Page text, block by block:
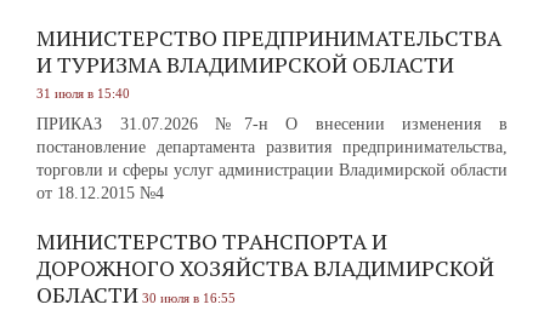
МИНИСТЕРСТВО ПРЕДПРИНИМАТЕЛЬСТВА
И ТУРИЗМА ВЛАДИМИРСКОЙ ОБЛАСТИ
31 июля в 15:40
ПРИКАЗ 31.07.2026 №7-н О внесении изменения в
постановление департамента развития предпринимательства,
торговли и сферы услуг администрации Владимирской области
от 18.12.2015 №4
МИНИСТЕРСТВО ТРАНСПОРТА И
ДОРОЖНОГО ХОЗЯЙСТВА ВЛАДИМИРСКОЙ
ОБЛАСТИ 30 июля в 16:55